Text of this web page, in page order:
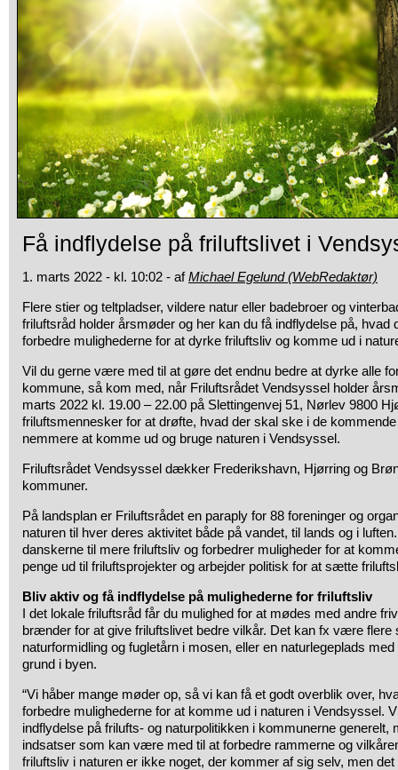
Få indflydelse på friluftslivet i
1. marts 2022 - kl. 10:02 - afMichael Egelund (WebRedaktør)
Flere stier og teltpladser, vildere natur eller badebroer og
friluftsråd holder årsmøder og her kan du få indflydelse på, hvad
forbedre mulighederne for at dyrke friluftsliv og komme ud i
Vil du gerne være med til at gøre det endnu bedre at dyrke alle
kommune, så kom med, når Friluftsrådet Vendsyssel holder
marts 2022 kl. 19.00 – 22.00 på Slettingenvej 51, Nørlev 9800
friluftsmennesker for at drøfte, hvad der skal ske i de
nemmere at komme ud og bruge naturen i Vendsyssel.
Friluftsrådet Vendsyssel dækker Frederikshavn, Hjørring og
kommuner.
På landsplan er Friluftsrådet en paraply for 88 foreninger og
naturen til hver deres aktivitet både på vandet, til lands og i
danskerne til mere friluftsliv og forbedrer muligheder for at
penge ud til friluftsprojekter og arbejder politisk for at sætte
Bliv aktiv og få indflydelse på mulighederne for friluftsliv
I det lokale friluftsråd får du mulighed for at mødes med andre
brænder for at give friluftslivet bedre vilkår. Det kan fx være
naturformidling og fugletårn i mosen, eller en naturlegeplads
grund i byen.
“Vi håber mange møder op, så vi kan få et godt overblik over,
forbedre mulighederne for at komme ud i naturen i Vendsyssel.
indflydelse på frilufts- og naturpolitikken i kommunerne
indsatser som kan være med til at forbedre rammerne og
friluftsliv i naturen er ikke noget, der kommer af sig selv, men